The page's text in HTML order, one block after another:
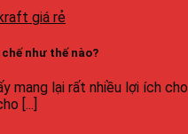
như thế nào?
mang lại rất nhiều lợi ích cho
[...]